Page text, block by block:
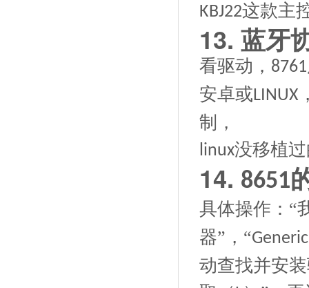
KBJ22这款主
13. 蓝牙
看驱动， 8761
安卓或LINUX
制，
linux没移植
14. 8651
具体操作： “
器”，“
动查找并安